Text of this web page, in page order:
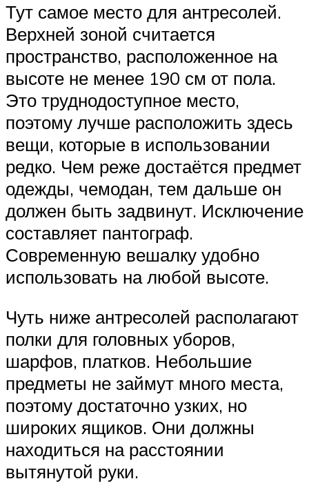
Тут самое место для антресолей.
Верхней зоной считается
пространство, расположенное на
высоте не менее 190 см от пола.
Это труднодоступное место,
поэтому лучше расположить здесь
вещи, которые в использовании
редко. Чем реже достаётся предмет
одежды, чемодан, тем дальше он
должен быть задвинут. Исключение
составляет пантограф.
Современную вешалку удобно
использовать на любой высоте.
Чуть ниже антресолей располагают
полки для головных уборов,
шарфов, платков. Небольшие
предметы не займут много места,
поэтому достаточно узких, но
широких ящиков. Они должны
находиться на расстоянии
вытянутой руки.